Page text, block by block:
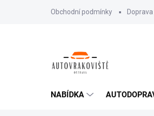
Obchodní podmínky
NABÍDKA